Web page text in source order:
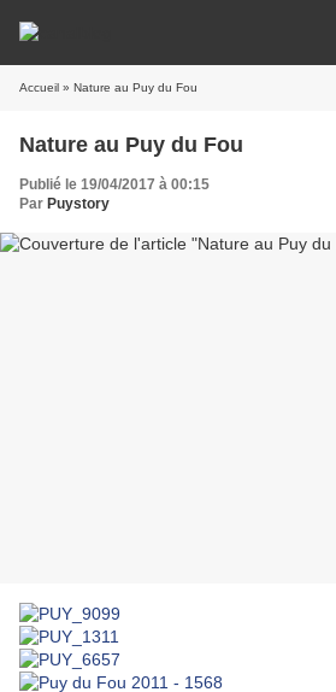
Accueil » Nature au Puy du Fou
Nature au Puy du Fou
Publié le 19/04/2017 à 00:15
Par Puystory